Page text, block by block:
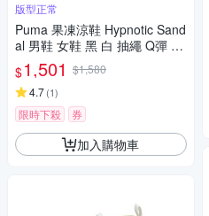
版型正常
Puma 果凍涼鞋 Hypnotic Sand
al 男鞋 女鞋 黑 白 抽繩 Q彈 休
閒鞋 40165302
$1,501 $1,580
4.7(1)
限時下殺 券
加入購物車